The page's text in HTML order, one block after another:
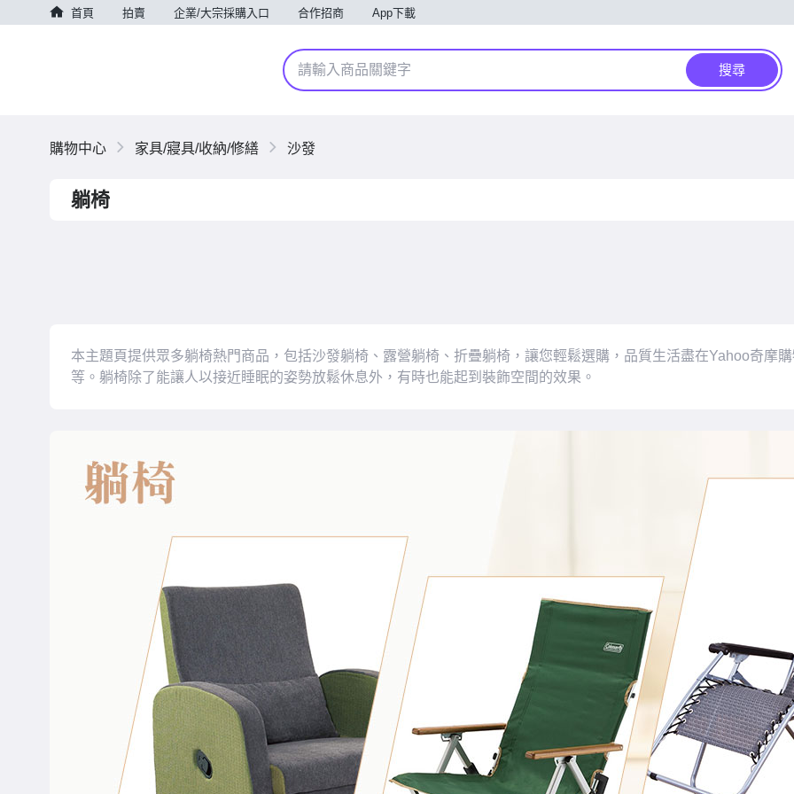
首頁 拍賣 企業/大宗採購入口 合作招商 App下載
搜尋
購物中心 家具/寢具/收納/修繕 沙發
躺椅
本主題頁提供眾多躺椅熱門商品，包括沙發躺椅、露營躺椅、折疊躺椅，讓您輕鬆選購，品質生活盡在Yahoo奇摩
等。躺椅除了能讓人以接近睡眠的姿勢放鬆休息外，有時也能起到裝飾空間的效果。